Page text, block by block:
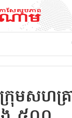
រុមសហគ្